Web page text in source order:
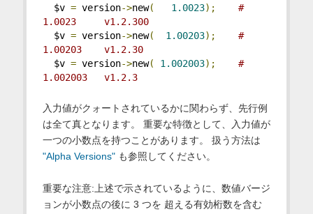
$v = version->new( 1.0023);
#
1.0023     v1.2.300
$v = version->new( 1.00203);
#
1.00203    v1.2.30
$v = version->new( 1.002003);
#
1.002003   v1.2.3
入力値がクォートされているかに関わらず、先行例
は全て真となります。 重要な特徴として、入力値が
一つの小数点を持つことがあります。 扱う方法は
"Alpha Versions"も参照してください。
重要な注意:上述で示されているように、数値バージ
ョンが小数点の後に 3 つを 超える有効桁数を含む